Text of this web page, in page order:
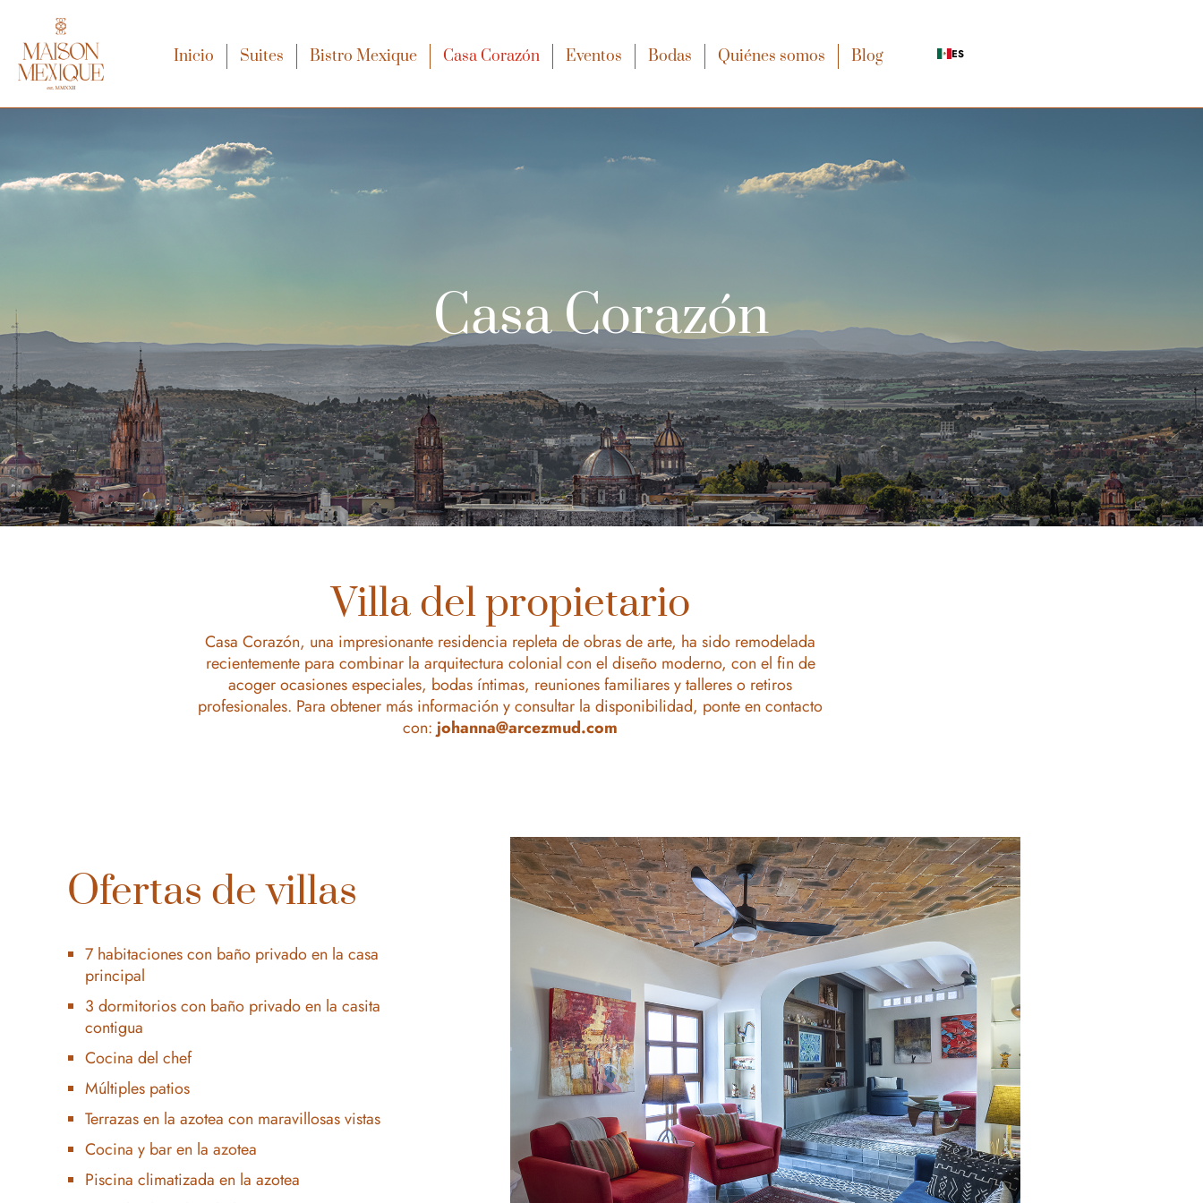
Inicio Suites Bistro Mexique Casa Corazón Eventos Bodas Quiénes somos Blog ES
Casa Corazón
Villa del propietario
Casa Corazón, una impresionante residencia repleta de obras de arte, ha sido remodelada
recientemente para combinar la arquitectura colonial con el diseño moderno, con el fin de
acoger ocasiones especiales, bodas íntimas, reuniones familiares y talleres o retiros
profesionales. Para obtener más información y consultar la disponibilidad, ponte en contacto
con: johanna@arcezmud.com
Ofertas de villas
7 habitaciones con baño privado en la casa
principal
3 dormitorios con baño privado en la casita
contigua
Cocina del chef
Múltiples patios
Terrazas en la azotea con maravillosas vistas
Cocina y bar en la azotea
Piscina climatizada en la azotea